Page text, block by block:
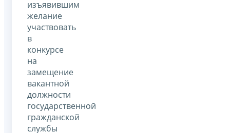
изъявившим
желание
участвовать
в
конкурсе
на
замещение
вакантной
должности
государственной
гражданской
службы